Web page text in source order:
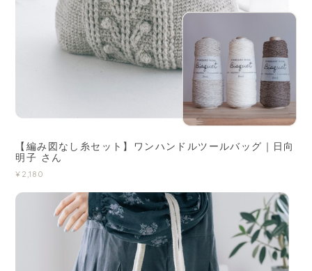
【編み図なし糸セット】ワンハンドルツールバッグ｜日向
明子 さん
¥2,180